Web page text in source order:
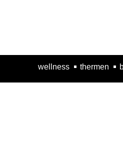
wellness thermen